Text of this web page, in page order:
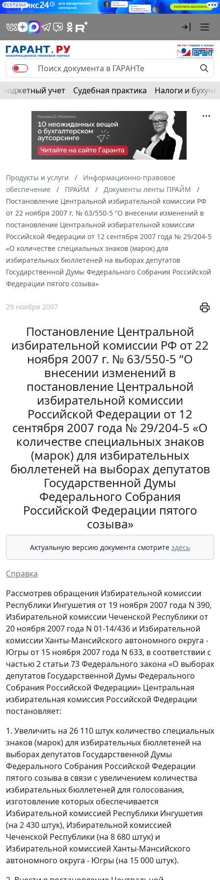
РЕКЛАМА
Бюджетный учет Судебная практика Налоги и
Продукты и услуги
Информационно-правовое
обеспечение
ПРАЙМ
Документы ленты ПРАЙМ
Постановление Центральной избирательной комиссии РФ
от 22 ноября 2007 г. № 63/550-5 “О внесении изменений в
постановление Центральной избирательной комиссии
Российской Федерации от 12 сентября 2007 года № 29/204-5
«О количестве специальных знаков (марок) для
избирательных бюллетеней на выборах депутатов
Государственной Думы Федерального Собрания Российской
Федерации пятого созыва»
29 ноября 2007
Постановление Центральной
избирательной комиссии РФ от 22
ноября 2007 г. № 63/550-5 “О
внесении изменений в
постановление Центральной
избирательной комиссии
Российской Федерации от 12
сентября 2007 года № 29/204-5 «О
количестве специальных знаков
(марок) для избирательных
бюллетеней на выборах депутатов
Государственной Думы
Федерального Собрания
Российской Федерации пятого
созыва»
Актуальную версию документа смотрите здесь
Справка
Рассмотрев обращения Избирательной комиссии
Республики Ингушетия от 19 ноября 2007 года N 390,
Избирательной комиссии Чеченской Республики от
20 ноября 2007 года N 01-14/436 и Избирательной
комиссии Ханты-Мансийского автономного округа -
Югры от 15 ноября 2007 года N 633, в соответствии с
частью 2 статьи 73 Федерального закона «О выборах
депутатов Государственной Думы Федерального
Собрания Российской Федерации» Центральная
избирательная комиссия Российской Федерации
постановляет:
1. Увеличить на 26 110 штук количество специальных
знаков (марок) для избирательных бюллетеней на
выборах депутатов Государственной Думы
Федерального Собрания Российской Федерации
пятого созыва в связи с увеличением количества
избирательных бюллетеней для голосования,
изготовление которых обеспечивается
Избирательной комиссией Республики Ингушетия
(на 2 430 штук), Избирательной комиссией
Чеченской Республики (на 8 680 штук) и
Избирательной комиссией Ханты-Мансийского
автономного округа - Югры (на 15 000 штук).